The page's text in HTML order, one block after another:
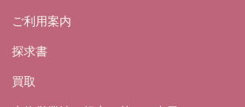
ご利用案内
探求書
買取